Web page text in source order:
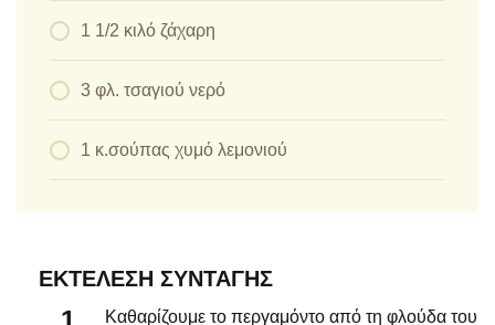
1 1/2 κιλό ζάχαρη
3 φλ. τσαγιού νερό
1 κ.σούπας χυμό λεμονιού
ΕΚΤΈΛΕΣΗ ΣΥΝΤΑΓΉΣ
Καθαρίζουμε το περγαμόντο από τη φλούδα του